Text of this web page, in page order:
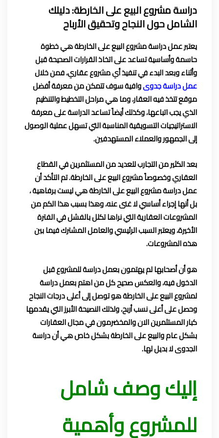
دراسة مشروع البيع على الخارطة: دليلك
الشامل حول النجاح وتحقيق الأرباح
يعتبر عمل دراسة مشروع البيع على الخارطة هي خطوة
حاسمة وأساسية تساعد على اتخاذ القرارات الصحيحة قبل
وأثناء وبعد البدء في تنفيذ أي مشروع عقاري، فمن خلال
عمل دراسة جدوىوافية سوف تتمكن من معرفة أفضل
موقع تتخذ فيه العقار، وما هي مراحل التخطيط والتنظيم
الذي يجب اتباعها، وكذلك أيضاً تساعد الدراسة على معرفة
الاستراتيجيات التسويقية المناسبة التي تسهل عملية الوصول
إلى الجمهور والعملاء المستهدفين.
بعد الكثير من التجارب للعديد من المستثمرين في القطاع
العقاري وخصوصاً مشروع البيع على الخارطة. تم التأكد أن
عمل دراسة مشروع البيع على الخارطة هي ليست برفاهية ،
بل أنها إجراء أساسي لا غنى عنه، وهذا بسبب هذا الكم من
المشروعات العقارية التي نراها تكلل بالفشل في الفترة
الأخيرة، ويعتبر السبب الرئيسي والعامل المشترك فيما بين
هذه المشروعات.
هو أن أصحابها لم يهتمون بعمل دراسة للمشروع قبل
الدخول فيه، والعكس صحيح كل من اهتم بعمل دراسة
لمشروع البيع على الخارطة هو توصل إلى أعلى درجات النجاح
وحصل على أعلى نسب أربح، ولذلك النصيحة الأبرز التي يقدمها
كبار المستثمرين الان والمخضرمون في مجال العقارات
بشكل عام والبيع على الخارطة بشكل خاص هي أن دراسة
الجدوى لا بديل لها.
إليك وصف شامل
للمشروع وأهمية